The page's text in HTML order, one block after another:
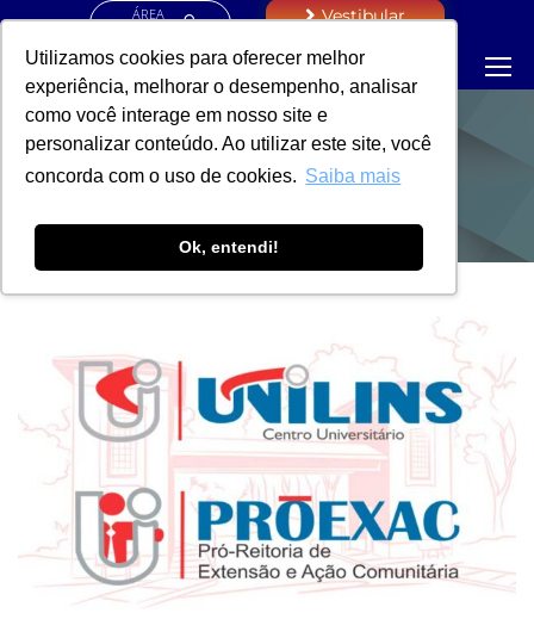
Utilizamos cookies para oferecer melhor
experiência, melhorar o desempenho, analisar
como você interage em nosso site e
personalizar conteúdo. Ao utilizar este site, você
concorda com o uso de cookies. Saiba mais
Ok, entendi!
ÁREA
Vestibular
NOTÍCIAS